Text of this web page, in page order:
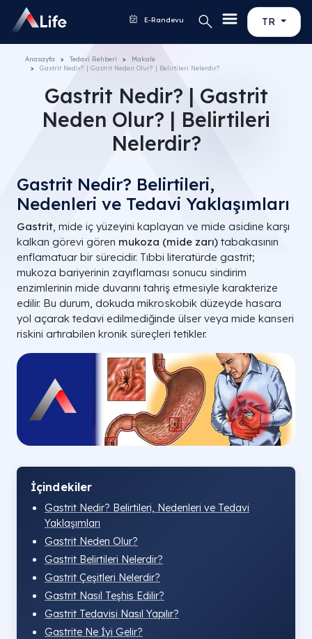
TR
E-Randevu
Anasayfa Tedavi Rehberi
Makale
Gastrit Nedir? | Gastrit Neden Olur? | Belirtileri Nelerdir?
Gastrit Nedir? | Gastrit
Neden Olur? | Belirtileri
Nelerdir?
Gastrit Nedir? Belirtileri,
Nedenleri ve Tedavi Yaklaşımları
Gastrit, mide iç yüzeyini kaplayan ve mide asidine karşı
kalkan görevi gören mukoza (mide zarı) tabakasının
enflamatuar bir sürecidir. Tıbbi literatürde gastrit;
mukoza bariyerinin zayıflaması sonucu sindirim
enzimlerinin mide duvarını tahriş etmesiyle karakterize
edilir. Bu durum, dokuda mikroskobik düzeyde hasara
yol açarak tedavi edilmediğinde ülser veya mide kanseri
riskini artırabilen kronik süreçleri tetikler.
İçindekiler
Gastrit Nedir? Belirtileri, Nedenleri ve Tedavi
Yaklaşımları
Gastrit Neden Olur?
Gastrit Belirtileri Nelerdir?
Gastrit Çeşitleri Nelerdir?
Gastrit Nasıl Teşhis Edilir?
Gastrit Tedavisi Nasıl Yapılır?
Gastrite Ne İyi Gelir?